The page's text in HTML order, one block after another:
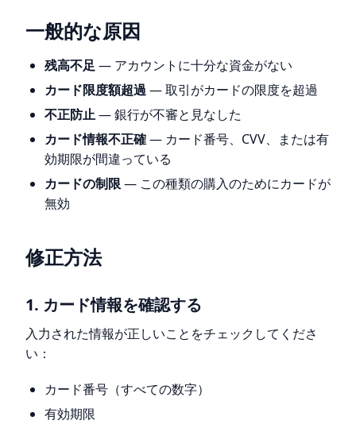
一般的な原因
残高不足— アカウントに十分な資金がない
カード限度額超過— 取引がカードの限度を超過
不正防止— 銀行が不審と見なした
カード情報不正確— カード番号、CVV、または有
効期限が間違っている
カードの制限— この種類の購入のためにカードが
無効
修正方法
1. カード情報を確認する
入力された情報が正しいことをチェックしてくださ
い：
カード番号（すべての数字）
有効期限